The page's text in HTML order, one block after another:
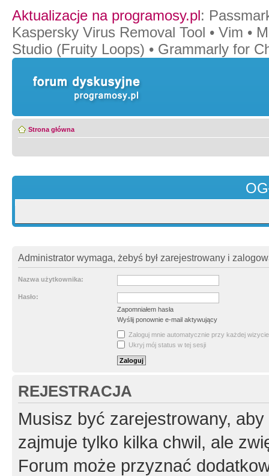
Aktualizacje na programosy.pl:
Kaspersky Virus Removal Tool • Vim •
Studio (Fruity Loops) • Grammarly for
Strona główna
Administrator wymaga, żebyś był zarejestrowany i
Nazwa użytkownika:
Hasło:
Zapomniałem hasła
Wyślij ponownie e-mail aktywujący
Zaloguj mnie automatycznie przy każdej wizycie
Ukryj mój status w tej sesji
REJESTRACJA
Musisz być zarejestrowany,
zajmuje tylko kilka chwil, ale
Forum może przyznać